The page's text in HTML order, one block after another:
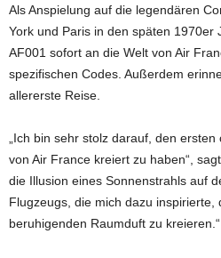
Als Anspielung auf die legendären
York und Paris in den späten 1970er
AF001 sofort an die Welt von Air
spezifischen Codes. Außerdem
allererste Reise.
„Ich bin sehr stolz darauf, den
von Air France kreiert zu haben“,
die Illusion eines Sonnenstrahls auf
Flugzeugs, die mich dazu inspirierte,
beruhigenden Raumduft zu kreieren.“